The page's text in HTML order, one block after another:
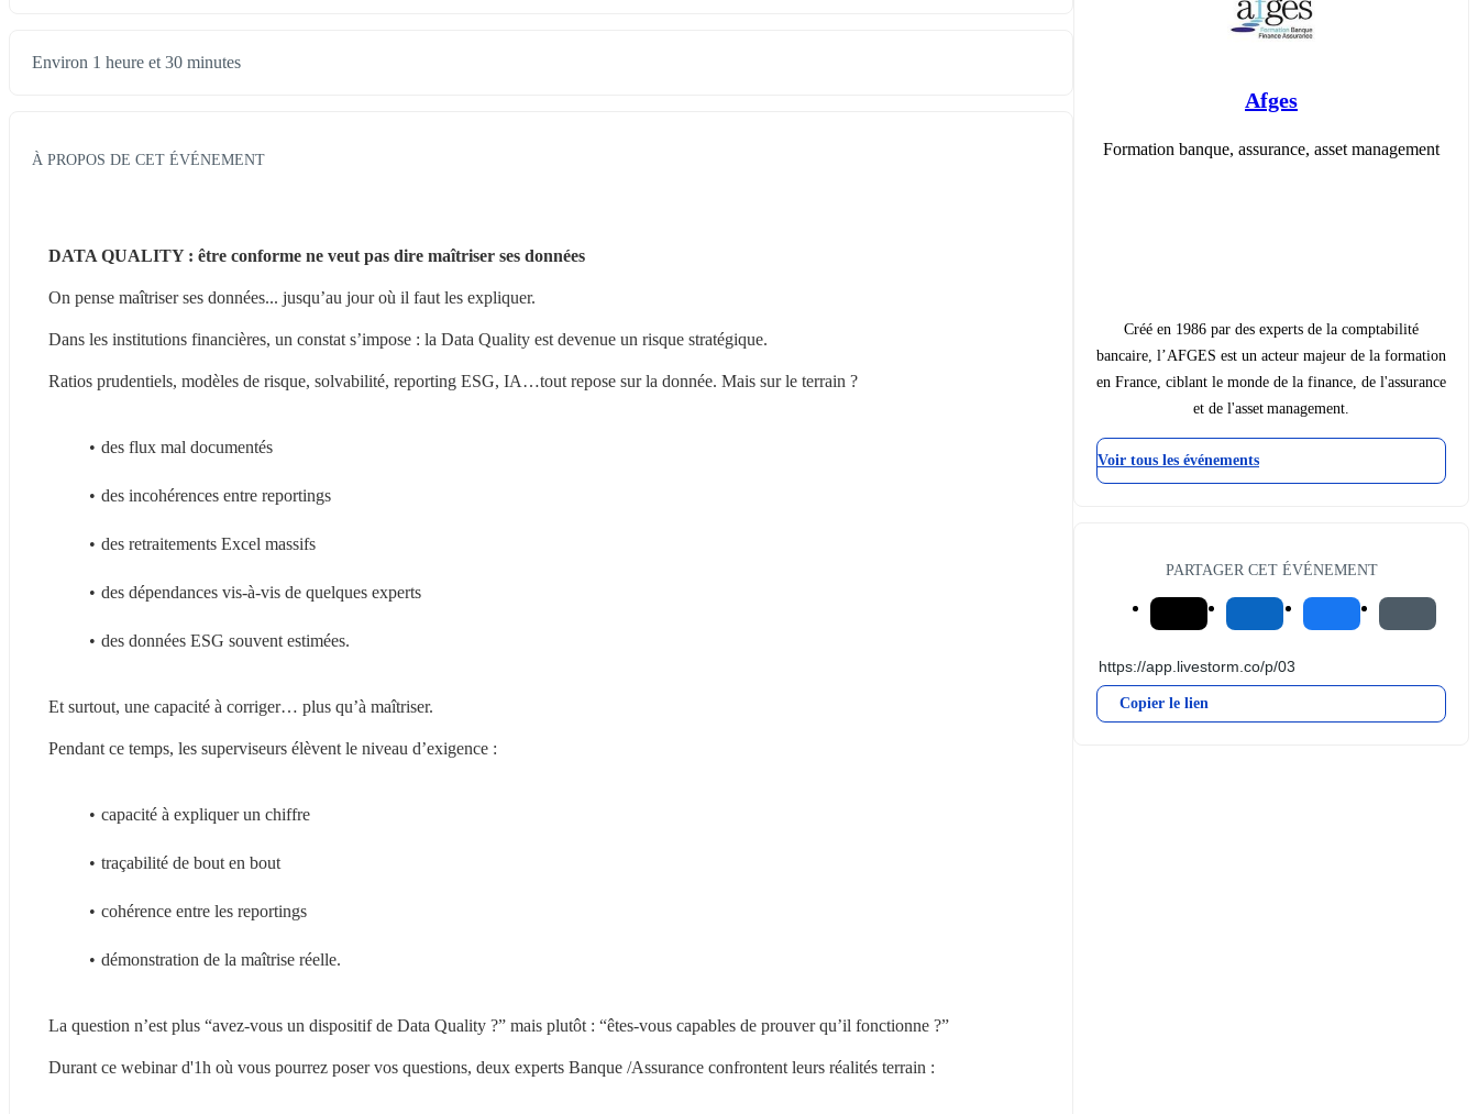
Environ 1 heure et 30 minutes
À PROPOS DE CET ÉVÉNEMENT
DATA QUALITY : être conforme ne veut pas dire maîtriser ses données
On pense maîtriser ses données... jusqu’au jour où il faut les expliquer.
Dans les institutions financières, un constat s’impose : la Data Quality est devenue un risque stratégique.
Ratios prudentiels, modèles de risque, solvabilité, reporting ESG, IA…tout repose sur la donnée. Mais sur le terrain ?
des flux mal documentés
des incohérences entre reportings
des retraitements Excel massifs
des dépendances vis-à-vis de quelques experts
des données ESG souvent estimées.
Et surtout, une capacité à corriger… plus qu’à maîtriser.
Pendant ce temps, les superviseurs élèvent le niveau d’exigence :
capacité à expliquer un chiffre
traçabilité de bout en bout
cohérence entre les reportings
démonstration de la maîtrise réelle.
La question n’est plus “avez-vous un dispositif de Data Quality ?” mais plutôt : “êtes-vous capables de prouver qu’il fonctionne ?”
Durant ce webinar d'1h où vous pourrez poser vos questions, deux experts Banque /Assurance confrontent leurs réalités terrain :
Afges
Formation banque, assurance, asset management
Créé en 1986 par des experts de la comptabilité
bancaire, l’AFGES est un acteur majeur de la formation
en France, ciblant le monde de la finance, de l'assurance
et de l'asset management.
Voir tous les événements
PARTAGER CET ÉVÉNEMENT
Copier le lien